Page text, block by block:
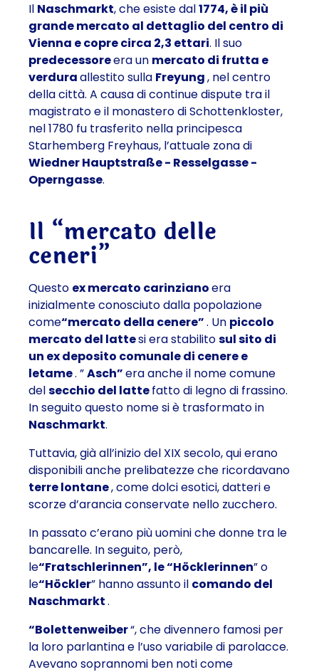
Il Naschmarkt, che esiste dal1774, è il più
grande mercato al dettaglio del centro di
Vienna e copre circa 2,3 ettari. Il suo
predecessoreera un mercato di frutta e
verduraallestito sulla Freyung, nel centro
della città. A causa di continue dispute tra il
magistrato e il monastero di Schottenkloster,
nel 1780 fu trasferito nella principesca
Starhemberg Freyhaus, l’attuale zona di
Wiedner Hauptstraße - Resselgasse -
Operngasse.
Il “mercato delle
ceneri”
Questo ex mercato carinzianoera
inizialmente conosciuto dalla popolazione
come“mercato della cenere”. Un piccolo
mercato del lattesi era stabilitosul sito di
un ex deposito comunale di cenere e
letame. ”Asch”era anche il nome comune
delsecchio del lattefatto di legno di frassino.
In seguito questo nome si è trasformato in
Naschmarkt.
Tuttavia, già all’inizio del XIX secolo, qui erano
disponibili anche prelibatezze che ricordavano
terre lontane, come dolci esotici, datteri e
scorze d’arancia conservate nello zucchero.
In passato c’erano più uomini che donne tra le
bancarelle. In seguito, però,
le“Fratschlerinnen”, le “Höcklerinnen” o
le“Höckler” hanno assunto il comando del
Naschmarkt.
“Bolettenweiber“, che divennero famosi per
la loro parlantina e l’uso variabile di parolacce.
Avevano soprannomi ben noti come